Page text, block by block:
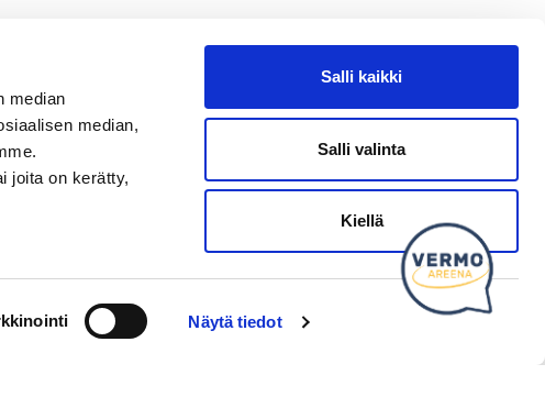
median
median,
joita on kerätty,
Näytä tiedot
Salli kaikki
Salli valinta
Kiellä
Kysy tapahtumista tai raveista